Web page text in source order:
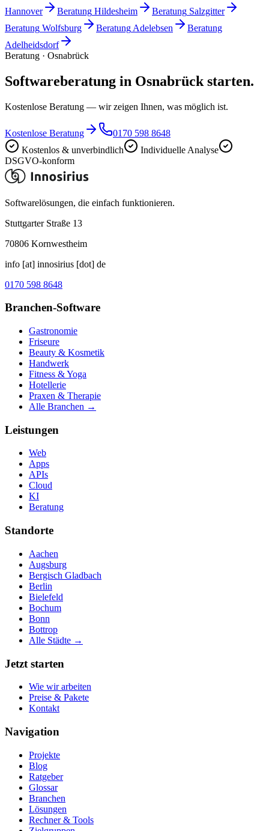
Hannover
Beratung Hildesheim Beratung Salzgitter
Beratung Wolfsburg Beratung Adelebsen
Beratung
Adelheidsdorf
Beratung · Osnabrück
Softwareberatung in Osnabrück starten.
Kostenlose Beratung — wir zeigen Ihnen, was möglich ist.
Kostenlose Beratung
0170 598 8648
Kostenlos & unverbindlich
Individuelle Analyse
DSGVO-konform
Softwarelösungen, die einfach funktionieren.
Stuttgarter Straße 13
70806 Kornwestheim
info [at] innosirius [dot] de
0170 598 8648
Branchen-Software
Gastronomie
Friseure
Beauty & Kosmetik
Handwerk
Fitness & Yoga
Hotellerie
Praxen & Therapie
Alle Branchen →
Leistungen
Web
Apps
APIs
Cloud
KI
Beratung
Standorte
Aachen
Augsburg
Bergisch Gladbach
Berlin
Bielefeld
Bochum
Bonn
Bottrop
Alle Städte →
Jetzt starten
Wie wir arbeiten
Preise & Pakete
Kontakt
Navigation
Projekte
Blog
Ratgeber
Glossar
Branchen
Lösungen
Rechner & Tools